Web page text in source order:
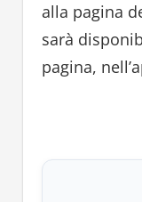
alla pagina
sarà
pagina,